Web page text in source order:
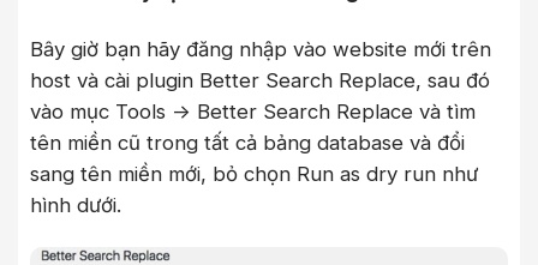
Bây giờ bạn hãy đăng nhập vào website mới trên
host và cài plugin Better Search Replace, sau đó
vào mục Tools -> Better Search Replace và tìm
tên miền cũ trong tất cả bảng database và đổi
sang tên miền mới, bỏ chọn Run as dry run như
hình dưới.